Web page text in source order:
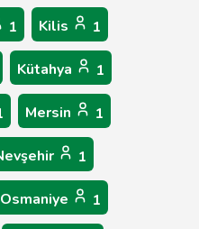
1 Kilis 1
Kütahya 1
Mersin 1
1
Osmaniye 1